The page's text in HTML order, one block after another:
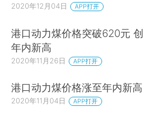
2020年12月04日 APP打开
港口动力煤价格突破620元 创
年内新高
2020年11月26日 APP打开
港口动力煤价格涨至年内新高
2020年11月04日 APP打开